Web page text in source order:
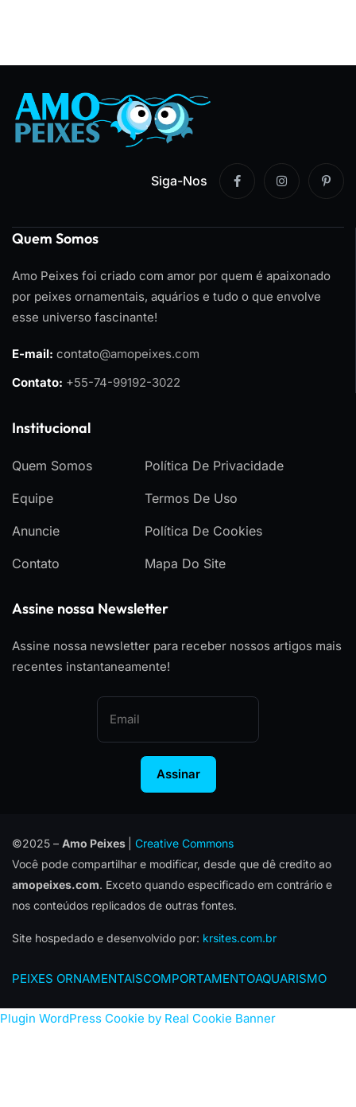
Siga-Nos
Quem Somos
Amo Peixes foi criado com amor por quem é apaixonado
por peixes ornamentais, aquários e tudo o que envolve
esse universo fascinante!
E-mail: contato@amopeixes.com
Contato: +55-74-99192-3022
Institucional
Quem Somos
Equipe
Anuncie
Contato
Política De Privacidade
Termos De Uso
Política De Cookies
Mapa Do Site
Assine nossa Newsletter
Assine nossa newsletter para receber nossos artigos mais
recentes instantaneamente!
Assinar
©2025 – Amo Peixes
Creative Commons
Você pode compartilhar e modificar, desde que dê credito ao
amopeixes.com. Exceto quando especificado em contrário e
nos conteúdos replicados de outras fontes.
Site hospedado e desenvolvido por: krsites.com.br
PEIXES ORNAMENTAISCOMPORTAMENTOAQUARISMO
Plugin WordPress Cookie by Real Cookie Banner